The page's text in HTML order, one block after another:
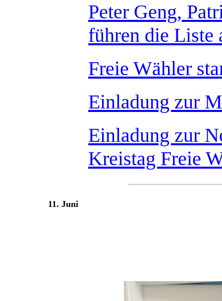
Peter Geng,
führen die Liste
Freie Wähler
Einladung zur
Einladung zur
Kreistag Freie
11. Juni